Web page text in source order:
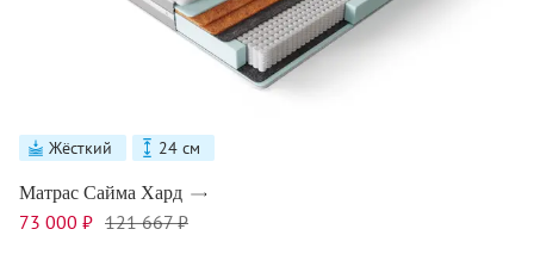
Жёсткий 24 см
Матрас Сайма Хард
73 000 ₽ 121 667 ₽